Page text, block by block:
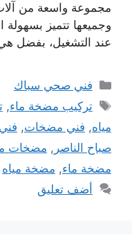
مجموعة واسعة من
وجميعها تتميز بسهولة
عند التشغيل، بفضل
التصنيفات
فني صحي سباك
الوسوم
تركيب مضخة ماء,
مياه, فني مضخات,
صباح الناصر , مضخات
مضخة ماء, مضخة مياه
أضف تعليق